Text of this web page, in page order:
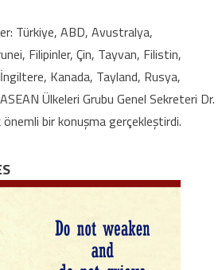
Türkiye, ABD, Avustralya,
Filipinler, Çin, Tayvan, Filistin,
Kanada, Tayland, Rusya,
Ülkeleri Grubu Genel Sekreteri Dr.
bir konuşma gerçekleştirdi.